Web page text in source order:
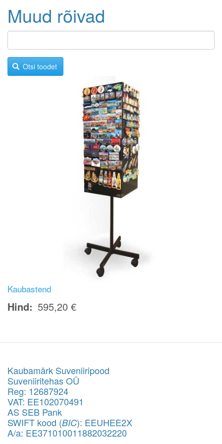
Muud rõivad
Otsi toodet
Kaubastend
Hind 595,20 €
Kaubamärk Suveniiripood
Suveniiritehas OÜ
Reg: 12687924
VAT: EE102070491
AS SEB Pank
SWIFT kood (BIC): EEUHEE2X
A/a: EE371010011882032220